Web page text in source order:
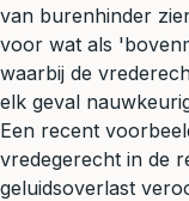
van burenhinder
voor wat als
waarbij de
elk geval
Een recent
vredegerecht in de
geluidsoverlast